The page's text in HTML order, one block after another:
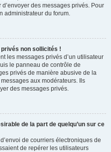
des messages privés. Pour
administrateur du forum.
non sollicités !
les messages privés d’un utilisateur
le panneau de contrôle de
privés de manière abusive de la
aux modérateurs. Ils
des messages privés.
de la part de quelqu’un sur ce
de courriers électroniques de
de repérer les utilisateurs